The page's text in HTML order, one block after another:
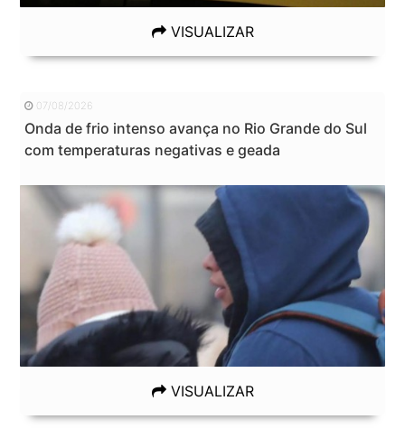
VISUALIZAR
07/08/2026
Onda de frio intenso avança no Rio Grande do Sul
com temperaturas negativas e geada
VISUALIZAR